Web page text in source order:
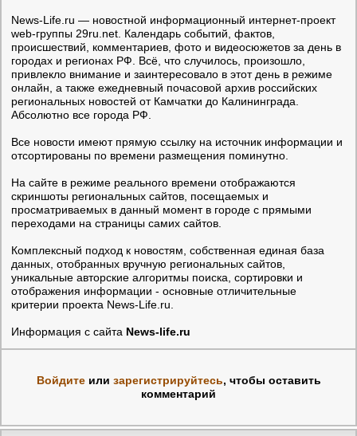
News-Life.ru — новостной информационный интернет-проект
web-группы 29ru.net. Календарь событий, фактов,
происшествий, комментариев, фото и видеосюжетов за день в
городах и регионах РФ. Всё, что случилось, произошло,
привлекло внимание и заинтересовало в этот день в режиме
онлайн, а также ежедневный почасовой архив российских
региональных новостей от Камчатки до Калининграда.
Абсолютно все города РФ.
Все новости имеют прямую ссылку на источник информации и
отсортированы по времени размещения поминутно.
На сайте в режиме реального времени отображаются
скриншоты региональных сайтов, посещаемых и
просматриваемых в данный момент в городе с прямыми
переходами на страницы самих сайтов.
Комплексный подход к новостям, собственная единая база
данных, отобранных вручную региональных сайтов,
уникальные авторские алгоритмы поиска, сортировки и
отображения информации - основные отличительные
критерии проекта News-Life.ru.
Информация с сайта News-life.ru
Войдитеили зарегистрируйтесь, чтобы оставить
комментарий